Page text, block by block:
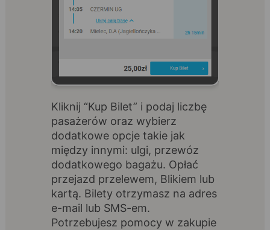
Kliknij “Kup Bilet” i podaj liczbę
pasażerów oraz wybierz
dodatkowe opcje takie jak
między innymi: ulgi, przewóz
dodatkowego bagażu. Opłać
przejazd przelewem, Blikiem lub
kartą. Bilety otrzymasz na adres
e-mail lub SMS-em.
Potrzebujesz pomocy w zakupie